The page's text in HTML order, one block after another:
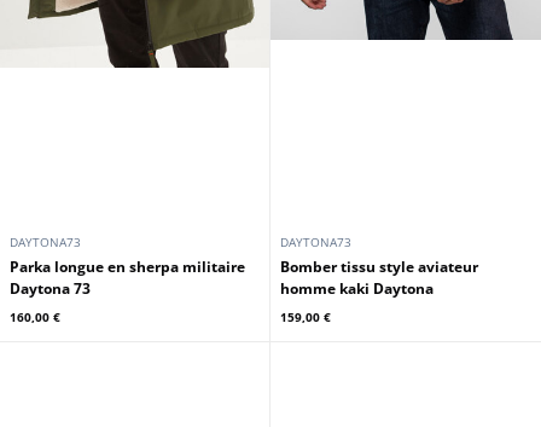
DAYTONA73
Parka longue en sherpa militaire
Daytona 73
160,00 €
DAYTONA73
Bomber tissu style aviateur
homme kaki Daytona
159,00 €